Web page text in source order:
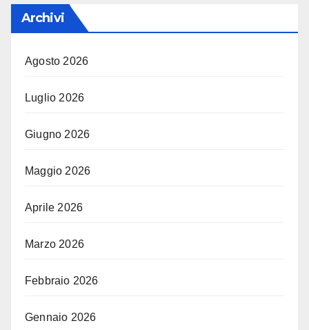
Archivi
Agosto 2026
Luglio 2026
Giugno 2026
Maggio 2026
Aprile 2026
Marzo 2026
Febbraio 2026
Gennaio 2026